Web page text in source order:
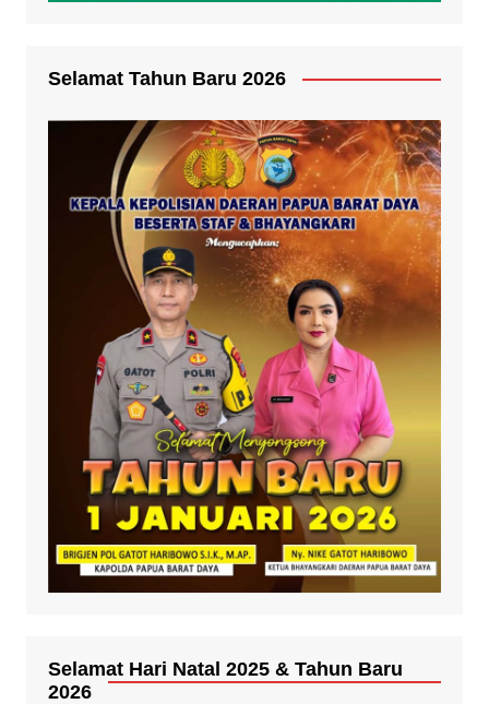
Selamat Tahun Baru 2026
Selamat Hari Natal 2025 & Tahun Baru
2026